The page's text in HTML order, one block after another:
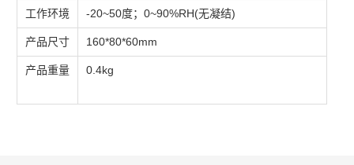
工作环境 -20~50度；0~90%RH(无凝结)
产品尺寸 160*80*60mm
产品重量 0.4kg